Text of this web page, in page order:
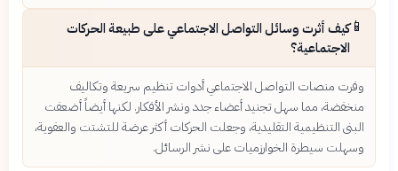
📱كيف أثرت وسائل التواصل الاجتماعي على طبيعة الحركات
الاجتماعية؟
وفرت منصات التواصل الاجتماعي أدوات تنظيم سريعة وتكاليف
منخفضة، مما سهل تجنيد أعضاء جدد ونشر الأفكار. لكنها أيضاً أضعفت
البنى التنظيمية التقليدية، وجعلت الحركات أكثر عرضة للتشتت والعفوية،
وسهلت سيطرة الخوارزميات على نشر الرسائل.